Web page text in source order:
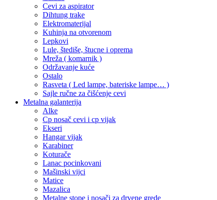
Cevi za aspirator
Dihtung trake
Elektromaterijal
Kuhinja na otvorenom
Lepkovi
Lule, štediše, štucne i oprema
Mreža ( komarnik )
Održavanje kuće
Ostalo
Rasveta ( Led lampe, bateriske lampe… )
Sajle ručne za čišćenje cevi
Metalna galanterija
Alke
Cp nosač cevi i cp vijak
Ekseri
Hangar vijak
Karabiner
Koturače
Lanac pocinkovani
Mašinski vijci
Matice
Mazalica
Metalne stope i nosači za drvene grede